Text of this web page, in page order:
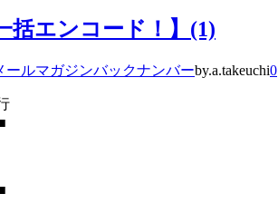
括エンコード！】(1)
ールマガジンバックナンバーby.a.takeuchi0